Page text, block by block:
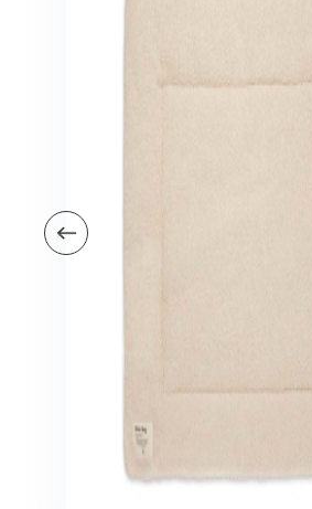
Veiligheid in en om huis
Meer
Schommelstoelen en wipstoeltjes